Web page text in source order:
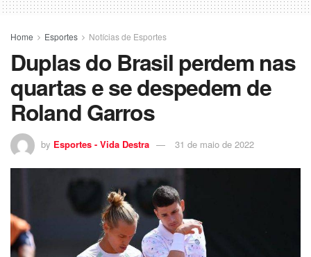
Home Esportes Notícias de Esportes
Duplas do Brasil perdem nas
quartas e se despedem de
Roland Garros
by Esportes - Vida Destra 31 de maio de 2022